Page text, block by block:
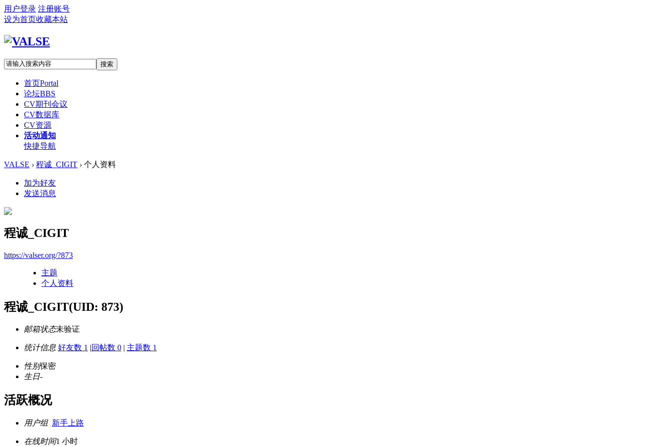
用户登录 注册账号
设为首页收藏本站
搜索
首页Portal
论坛BBS
CV期刊会议
CV数据库
CV资源
活动通知
快捷导航
VALSE › 程诚_CIGIT › 个人资料
加为好友
发送消息
程诚_CIGIT
https://valser.org/?873
主题
个人资料
程诚_CIGIT(UID: 873)
邮箱状态未验证
统计信息 好友数 1 |回帖数 0 | 主题数 1
性别保密
生日-
活跃概况
用户组 新手上路
在线时间1 小时